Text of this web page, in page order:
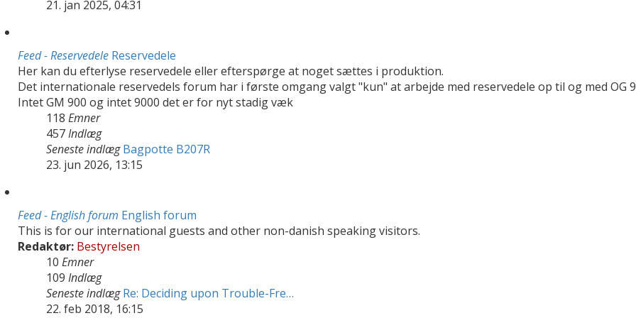
21. jan 2025, 04:31
Feed - Reservedele Reservedele
Her kan du efterlyse reservedele eller efterspørge at noget sættes i produktion.
Det internationale reservedels forum har i første omgang valgt "kun" at arbejde med reservedele op til og med OG
Intet GM 900 og intet 9000 det er for nyt stadig væk
118 Emner
457Indlæg
Seneste indlæg Bagpotte B207R
23. jun 2026, 13:15
Feed - English forum English forum
This is for our international guests and other non-danish speaking visitors.
Redaktør: Bestyrelsen
10 Emner
109 Indlæg
Seneste indlæg Re: Deciding upon Trouble-Fre…
22. feb 2018, 16:15